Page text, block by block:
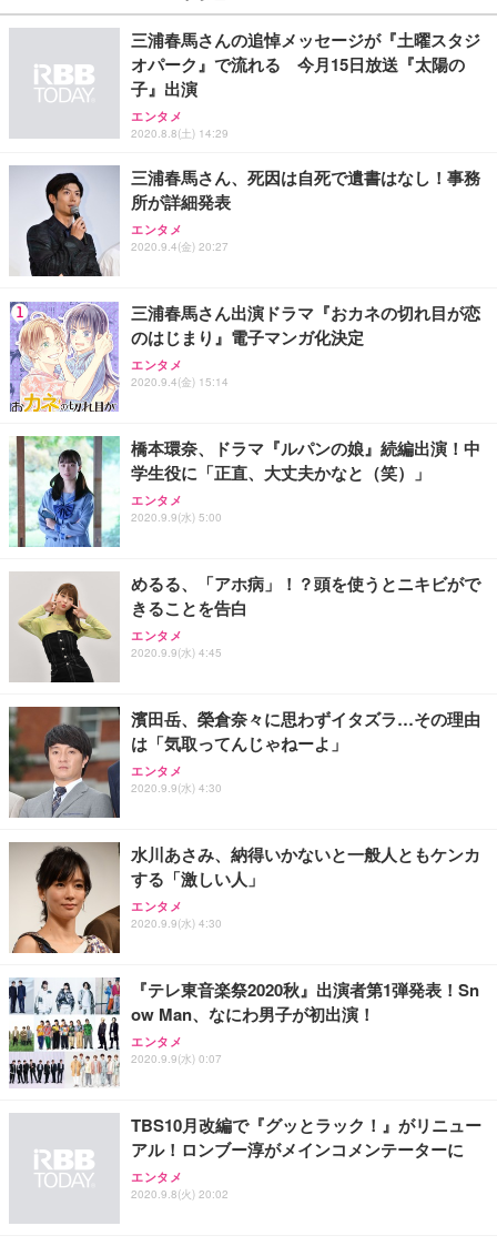
￥27,999
Sezlife オフィスチェア デスクチェア 疲れない テレ
ワーク チェア 強化バックレスト 30度ロッキング機
能 人間工学 椅子 腰サポート 90度跳ね上げ式アーム
レスト 3Dヘッドレスト ハンガー付き 高反発クッシ
務用 おしゃれ パソコンチェア (ブラック)
Sezlife オフィスチェア デスクチェア 疲れない テレ
ワーク チェア 強化バックレスト 30度ロッキング機
能 人間工学 椅子 腰サポート 90度跳ね上げ式アーム
務用 おしゃれ パソコンチェア (ホワイト)
ANDWINT オフィスチェア デスクチェア 肘なし メ
ッシュ 通気性 ランバーサポート付き 腰サポート ガ
ス圧無段階昇降 360度回転 キャスター付き コンパク
￥109,572
【純正品】27"ゲーミングモニター DualSense 充電
フック付き（CFI-ZDM1J）
￥49,979
【整備済み品】Dell E2724HS 27インチ 液晶モニタ
ー フルHD（1920×1080）VA 非光沢 HDMI/DisplayP
ort/VGA スピーカー内蔵 高さ調整 スイベル VESA対
【MiniLED/24.5inch/280Hz/FHD】GRAPHT THE S
HOOTER Gaming Monitor 24” Essential ゲーミン
グモニター QD 24.5インチ 1ms FHD 量子ドット 残
￥3,234
ネオ・ルーライフ ネオ・オムツ L 中型犬用 26枚入
り 単品
￥1,800
Smart Basic(スマートベーシック) 【Amazon.co.jp
限定】 Smart Basic アイリスオーヤマ ペットシーツ
超厚型 お徳用 ワイド 100枚入 (x 1) (ケース販売)
アイリスオーヤマ ペットシーツ 超厚型 お徳用 レギ
ュラー 200枚入【Amazon.co.jp限定】
三浦春馬さんの追悼メッセージが『土曜スタジ
オパーク』で流れる 今月15日放送『太陽の
子』出演
エンタメ
2020.8.8(土) 14:29
三浦春馬さん、死因は自死で遺書はなし！事務
所が詳細発表
エンタメ
2020.9.4(金) 20:27
三浦春馬さん出演ドラマ『おカネの切れ目が恋
のはじまり』電子マンガ化決定
エンタメ
2020.9.4(金) 15:14
橋本環奈、ドラマ『ルパンの娘』続編出演！中
学生役に「正直、大丈夫かなと（笑）」
エンタメ
2020.9.9(水) 5:00
めるる、「アホ病」！？頭を使うとニキビがで
きることを告白
エンタメ
2020.9.9(水) 4:45
濱田岳、榮倉奈々に思わずイタズラ…その理由
は「気取ってんじゃねーよ」
エンタメ
2020.9.9(水) 4:30
水川あさみ、納得いかないと一般人ともケンカ
する「激しい人」
エンタメ
2020.9.9(水) 4:30
『テレ東音楽祭2020秋』出演者第1弾発表！Sn
ow Man、なにわ男子が初出演！
エンタメ
2020.9.9(水) 0:07
TBS10月改編で『グッとラック！』がリニュー
アル！ロンブー淳がメインコメンテーターに
エンタメ
2020.9.8(火) 20:02